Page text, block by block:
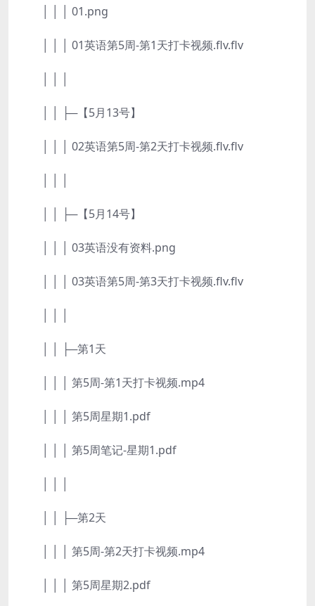
│ │ │ 01.png
│ │ │ 01英语第5周-第1天打卡视频.flv.flv
│ │ ├─【5月13号】
│ │ │ 02英语第5周-第2天打卡视频.flv.flv
│ │ ├─【5月14号】
│ │ │ 03英语没有资料.png
│ │ │ 03英语第5周-第3天打卡视频.flv.flv
│ │ ├─第1天
│ │ │ 第5周-第1天打卡视频.mp4
│ │ │ 第5周星期1.pdf
│ │ │ 第5周笔记-星期1.pdf
│ │ ├─第2天
│ │ │ 第5周-第2天打卡视频.mp4
│ │ │ 第5周星期2.pdf